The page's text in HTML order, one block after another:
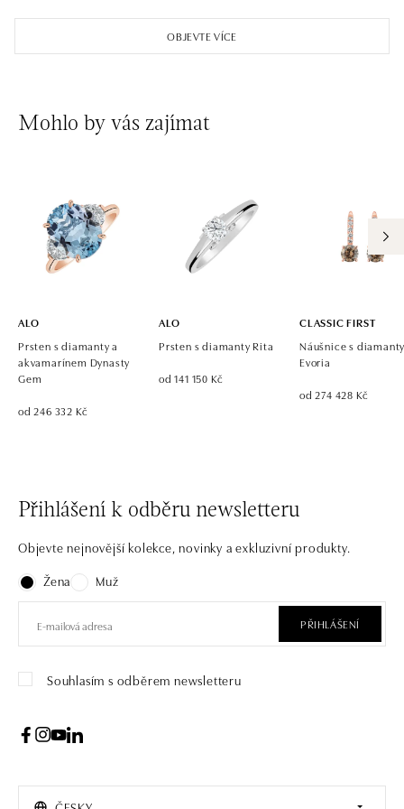
Einsteinova 18, 851 01 Bratislava
ALO diamonds OC Avion, Bratislava
Ivanská cesta 16, 821 04 Bratislava
ALO diamonds OC Eurovea, Bratislava
Pribinova 8, 811 09 Bratislava
tel.: +421 917 090 700, +421 918 777 670
OBJEVTE VÍCE
Mohlo by vás zajímat
ALO
Prsten s diamanty a
akvamarínem Dynasty
Gem
od 246 332 Kč
ALO
Prsten s diamanty Rita
od 141 150 Kč
CLASSIC FIRST
Náušnice s
Evoria
od 274 428 Kč
Přihlášení k odběru newsletteru
Objevte nejnovější kolekce, novinky a exkluzivní produkty.
Žena
Muž
PŘIHLÁŠENÍ
Souhlasím s odběrem newsletteru